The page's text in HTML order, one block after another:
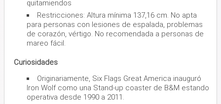
quitamiendos
Restricciones: Altura mínima 137,16 cm. No apta
para personas con lesiones de espalada, problemas
de corazón, vértigo. No recomendada a personas de
mareo fácil.
Curiosidades
Originariamente, Six Flags Great America inauguró
Iron Wolf como una Stand-up coaster de B&M estando
operativa desde 1990 a 2011.